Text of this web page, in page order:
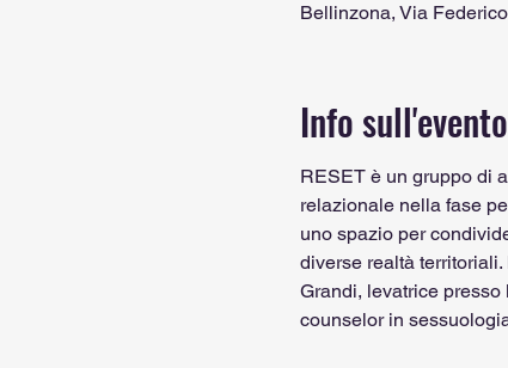
Bellinzona, Via
Info sull'evento
RESET è un gruppo di
relazionale nella fase
uno spazio per
diverse realtà
Grandi, levatrice
counselor in